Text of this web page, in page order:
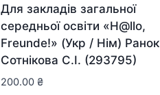
Для закладів загальної
середньої освіти «H@llo,
Freunde!» (Укр / Нім) Ранок
Сотнікова С.І. (293795)
200.00 ₴